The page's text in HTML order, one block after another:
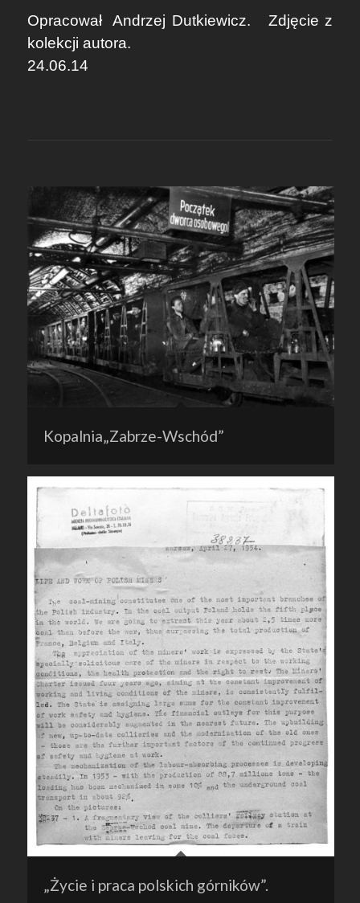
Opracował Andrzej Dutkiewicz. Zdjęcie z
kolekcji autora.
24.06.14
Kopalnia„Zabrze-Wschód”
„Życie i praca polskich górników”.